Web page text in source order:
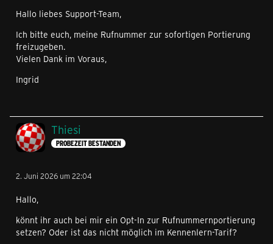
Hallo liebes Support-Team,
Ich bitte euch, meine Rufnummer zur sofortigen Portierung
freizugeben.
Vielen Dank im Voraus,
Ingrid
Thiesi
PROBEZEIT BESTANDEN
2. Juni 2026 um 22:04
Hallo,
könnt ihr auch bei mir ein Opt-In zur Rufnummernportierung
setzen? Oder ist das nicht möglich im Kennenlern-Tarif?